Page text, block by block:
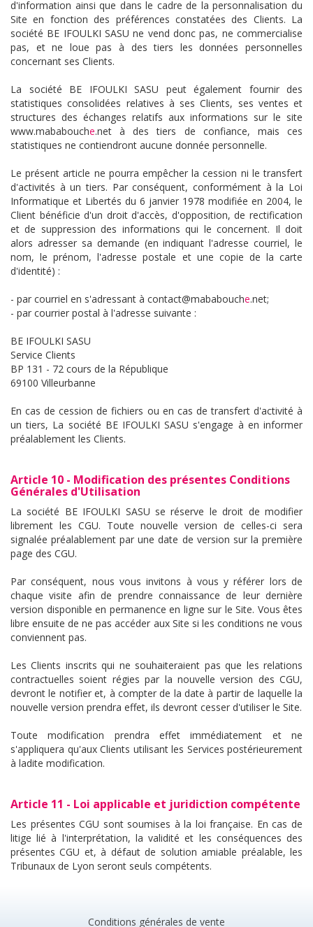
d'information ainsi que dans le cadre de la personnalisation du
Site en fonction des préférences constatées des Clients. La
société BE IFOULKI SASU ne vend donc pas, ne commercialise
pas, et ne loue pas à des tiers les données personnelles
concernant ses Clients.
La société BE IFOULKI SASU peut également fournir des
statistiques consolidées relatives à ses Clients, ses ventes et
structures des échanges relatifs aux informations sur le site
www.mababouche.net à des tiers de confiance, mais ces
statistiques ne contiendront aucune donnée personnelle.
Le présent article ne pourra empêcher la cession ni le transfert
d'activités à un tiers. Par conséquent, conformément à la Loi
Informatique et Libertés du 6 janvier 1978 modifiée en 2004, le
Client bénéficie d'un droit d'accès, d'opposition, de rectification
et de suppression des informations qui le concernent. Il doit
alors adresser sa demande (en indiquant l'adresse courriel, le
nom, le prénom, l'adresse postale et une copie de la carte
d'identité) :
- par courriel en s'adressant à contact@mababouche.net;
- par courrier postal à l'adresse suivante :
BE IFOULKI SASU
Service Clients
BP 131 - 72 cours de la République
69100 Villeurbanne
En cas de cession de fichiers ou en cas de transfert d'activité à
un tiers, La société BE IFOULKI SASU s'engage à en informer
préalablement les Clients.
Article 10 - Modification des présentes Conditions
Générales d'Utilisation
La société BE IFOULKI SASU se réserve le droit de modifier
librement les CGU. Toute nouvelle version de celles-ci sera
signalée préalablement par une date de version sur la première
page des CGU.
Par conséquent, nous vous invitons à vous y référer lors de
chaque visite afin de prendre connaissance de leur dernière
version disponible en permanence en ligne sur le Site. Vous êtes
libre ensuite de ne pas accéder aux Site si les conditions ne vous
conviennent pas.
Les Clients inscrits qui ne souhaiteraient pas que les relations
contractuelles soient régies par la nouvelle version des CGU,
devront le notifier et, à compter de la date à partir de laquelle la
nouvelle version prendra effet, ils devront cesser d'utiliser le Site.
Toute modification prendra effet immédiatement et ne
s'appliquera qu'aux Clients utilisant les Services postérieurement
à ladite modification.
Article 11 - Loi applicable et juridiction compétente
Les présentes CGU sont soumises à la loi française. En cas de
litige lié à l'interprétation, la validité et les conséquences des
présentes CGU et, à défaut de solution amiable préalable, les
Tribunaux de Lyon seront seuls compétents.
Conditions générales de vente